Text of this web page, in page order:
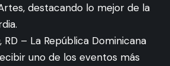
destacando lo mejor de la
RD – La República Dominicana
uno de los eventos más